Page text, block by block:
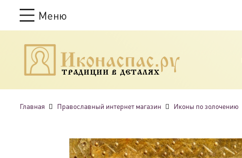
Меню
ТРАДИЦИИ В ДЕТАЛЯХ
Главная Православный интернет магазин Иконы по золочению